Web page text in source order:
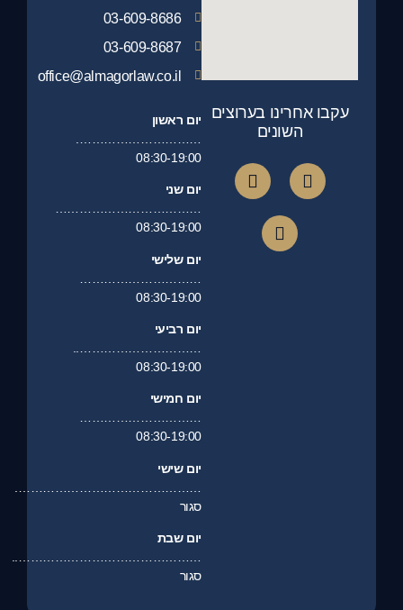
עקבו אחרינו בערוצים
השונים
03-609-8686
03-609-8687
office@almagorlaw.co.il
יום ראשון
08:30-19:00
יום שני
………………………………
08:30-19:00
יום שלישי
08:30-19:00
יום רביעי
08:30-19:00
יום חמישי
…………………………
08:30-19:00
יום שישי
סגור
יום שבת
………………………………………..
סגור